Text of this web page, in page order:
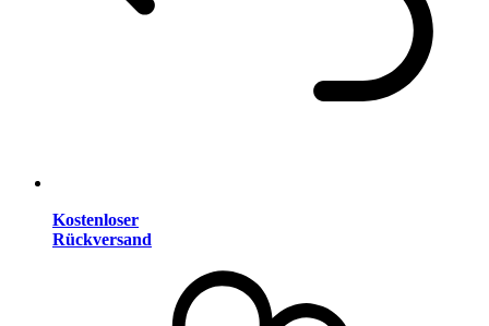
Kostenloser
Rückversand